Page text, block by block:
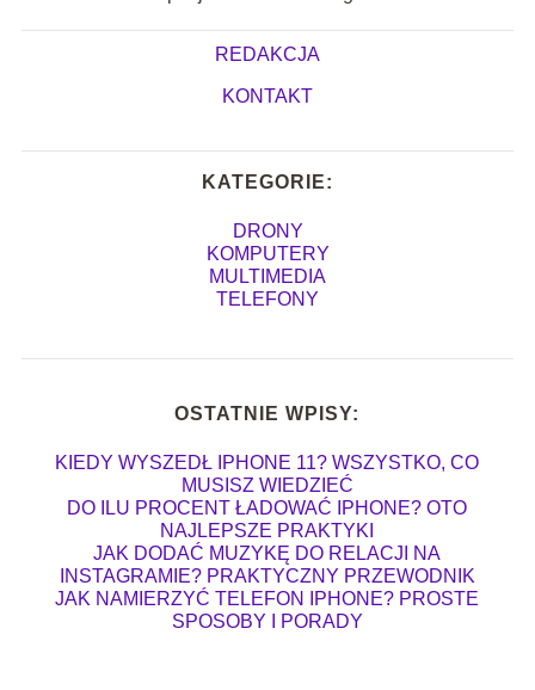
REDAKCJA
KONTAKT
KATEGORIE:
DRONY
KOMPUTERY
MULTIMEDIA
TELEFONY
OSTATNIE WPISY:
KIEDY WYSZEDŁ IPHONE 11? WSZYSTKO, CO
MUSISZ WIEDZIEĆ
DO ILU PROCENT ŁADOWAĆ IPHONE? OTO
NAJLEPSZE PRAKTYKI
JAK DODAĆ MUZYKĘ DO RELACJI NA
INSTAGRAMIE? PRAKTYCZNY PRZEWODNIK
JAK NAMIERZYĆ TELEFON IPHONE? PROSTE
SPOSOBY I PORADY